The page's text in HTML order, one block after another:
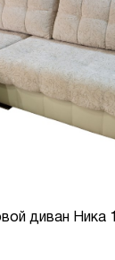
диван Ника 1